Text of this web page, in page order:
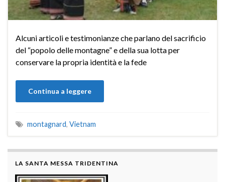
Alcuni articoli e testimonianze che parlano del sacrificio
del “popolo delle montagne” e della sua lotta per
conservare la propria identità e la fede
Continua a leggere
montagnard, Vietnam
LA SANTA MESSA TRIDENTINA